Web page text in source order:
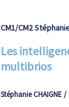
CM1/CM2
Les
multibrios
Stéphanie CHAIGNE/